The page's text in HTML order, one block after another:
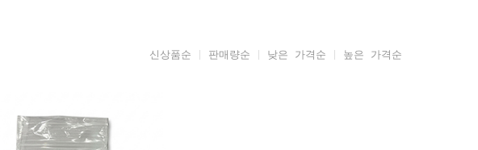
신상품순 판매량순 낮은 가격순 높은 가격순